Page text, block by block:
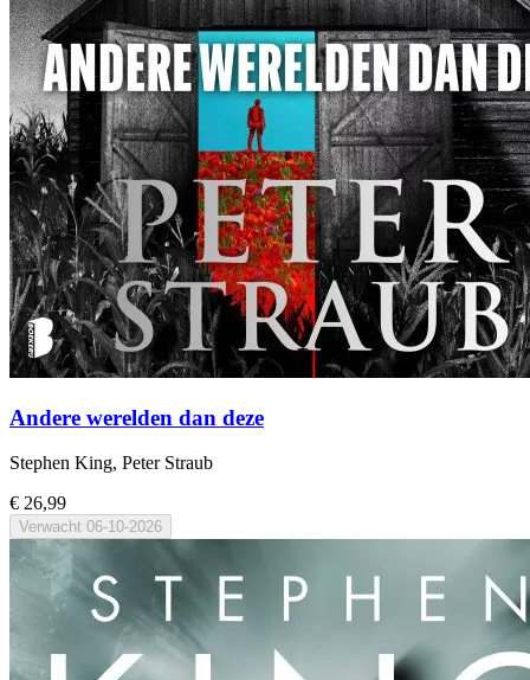
Andere werelden dan deze
Stephen King, Peter Straub
€ 26,99
Verwacht 06-10-2026